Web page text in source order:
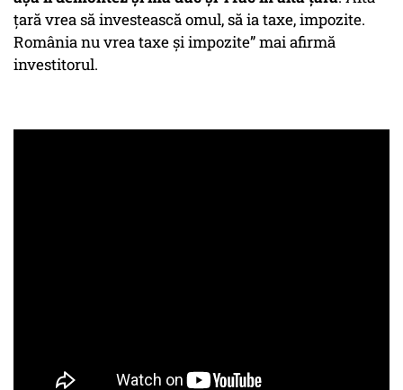
țară vrea să investească omul, să ia taxe, impozite.
România nu vrea taxe și impozite” mai afirmă
investitorul.